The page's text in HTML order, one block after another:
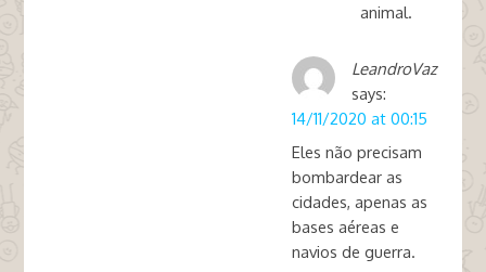
animal.
LeandroVaz
says:
14/11/2020 at 00:15
Eles não precisam
bombardear as
cidades, apenas as
bases aéreas e
navios de guerra.